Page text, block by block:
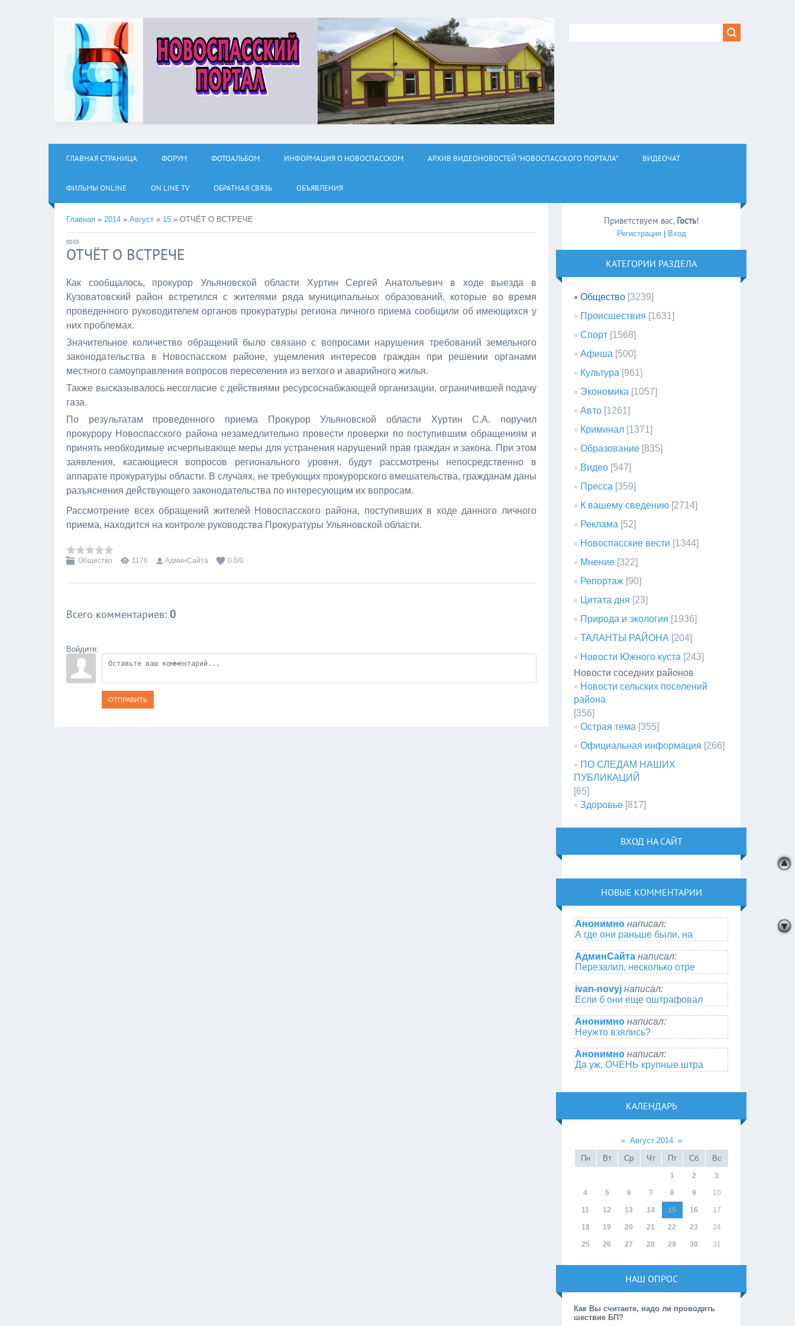
ГЛАВНАЯ СТРАНИЦА ФОРУМ ФОТОАЛЬБОМ ИНФОРМАЦИЯ О НОВОСПАССКОМ АРХИВ ВИДЕОНОВОСТЕЙ "НОВОСПАССКОГО ПОРТАЛА" ВИДЕОЧАТ
ФИЛЬМЫ ОNLINE ON LINE TV ОБРАТНАЯ СВЯЗЬ ОБЪЯВЛЕНИЯ
Главная » 2014 » Август » 15 » ОТЧЁТ О ВСТРЕЧЕ
00:05
ОТЧЁТ О ВСТРЕЧЕ
Как сообщалось, прокурор Ульяновской области Хуртин Сергей Анатольевич в ходе выезда в
Кузоватовский район встретился с жителями ряда муниципальных образований, которые во время
проведенного руководителем органов прокуратуры региона личного приема сообщили об имеющихся у
них проблемах.
Значительное количество обращений было связано с вопросами нарушения требований земельного
законодательства в Новоспасском районе, ущемления интересов граждан при решении органами
местного самоуправления вопросов переселения из ветхого и аварийного жилья.
Также высказывалось несогласие с действиями ресурсоснабжающей организации, ограничившей подачу
газа.
По результатам проведенного приема Прокурор Ульяновской области Хуртин С.А. поручил
прокурору Новоспасского района незамедлительно провести проверки по поступившим обращениям и
принять необходимые исчерпывающе меры для устранения нарушений прав граждан и закона. При этом
заявления, касающиеся вопросов регионального уровня, будут рассмотрены непосредственно в
аппарате прокуратуры области. В случаях, не требующих прокурорского вмешательства, гражданам даны
разъяснения действующего законодательства по интересующим их вопросам.
Рассмотрение всех обращений жителей Новоспасского района, поступивших в ходе данного личного
приема, находится на контроле руководства Прокуратуры Ульяновской области.
Общество 1176 АдминСайта 0.0/0
Всего комментариев: 0
Войдите:
ОТПРАВИТЬ
Приветствуем вас, Гость!
Регистрация| Вход
КАТЕГОРИИ РАЗДЕЛА
Общество [3239]
Происшествия [1631]
Спорт [1568]
Афиша [500]
Культура [961]
Экономика [1057]
Авто [1261]
Криминал [1371]
Образование [835]
Видео [547]
Пресса [359]
К вашему сведению [2714]
Реклама [52]
Новоспасские вести [1344]
Мнение [322]
Репортаж [90]
Цитата дня [23]
Природа и экология [1936]
ТАЛАНТЫ РАЙОНА [204]
Новости Южного куста [243]
Новости соседних районов
Новости сельских поселений
района
[356]
Острая тема [355]
Официальная информация [266]
ПО СЛЕДАМ НАШИХ
ПУБЛИКАЦИЙ
[65]
Здоровье [817]
ВХОД НА САЙТ
НОВЫЕ КОММЕНТАРИИ
Анонимно написал:
А где они раньше были, на
АдминСайта написал:
Перезалил, несколько отре
ivan-novyj написал:
Если б они еще оштрафовал
Анонимно написал:
Неужто взялись?
Анонимно написал:
Да уж, ОЧЕНЬ крупные штра
КАЛЕНДАРЬ
« Август 2014 »
Пн
Вт Ср Чт Пт Сб Вс
1 2 3
4 5 6 7 8 9 10
11 12 13 14 15 16 17
18 19 20 21 22 23 24
25 26 27 28 29 30 31
НАШ ОПРОС
Как Вы считаете, надо ли проводить
шествие БП?